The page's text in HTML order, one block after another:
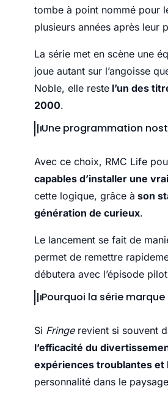
tombe à point nommé pour
plusieurs années après leur
La série met en scène une
joue autant sur l’angoisse
Noble, elle reste l’un des
2000.
Une programmation
Avec ce choix, RMC Life
capables d’installer une
cette logique, grâce à son
génération de curieux.
Le lancement se fait de
permet de remettre
débutera avec l’épisode
Pourquoi la série
Si Fringe revient si souvent
l’efficacité du
expériences troublantes et
personnalité dans le